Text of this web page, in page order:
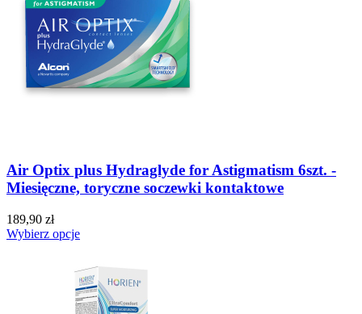
Air Optix plus Hydraglyde for Astigmatism 6szt. -
Miesięczne, toryczne soczewki kontaktowe
189,90 zł
Wybierz opcje